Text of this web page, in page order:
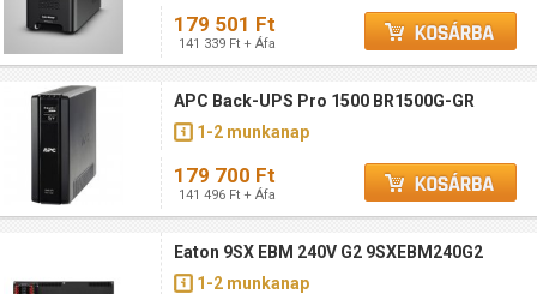
179 501 Ft
141 339 Ft + Áfa
APC Back-UPS Pro 1500 BR1500G-GR
1-2 munkanap
179 700 Ft
141 496 Ft + Áfa
Eaton 9SX EBM 240V G2 9SXEBM240G2
1-2 munkanap